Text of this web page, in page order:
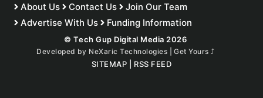
About Us Contact Us
Join Our Team
Advertise With Us
Funding Information
© Tech Gup Digital Media 2026
Developed by NeXaric Technologies | Get Yours ⤴︎
SITEMAP RSS FEED